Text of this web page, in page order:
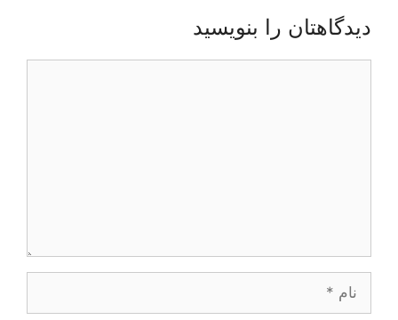
دیدگاهتان را بنویسید